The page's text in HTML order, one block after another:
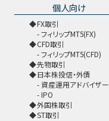
個人向け
FX取引
フィリップMT5(FX)
CFD取引
フィリップMT5(CFD)
先物取引
日本株投信・外債
資産運用アドバイザー
IPO
外国株取引
ST取引